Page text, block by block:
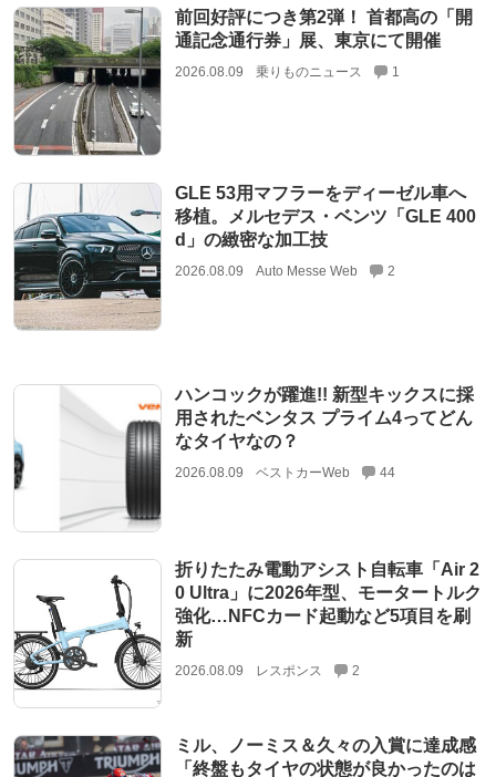
前回好評につき第2弾！ 首都高の「開
通記念通行券」展、東京にて開催
2026.08.09 乗りものニュース 1
GLE 53用マフラーをディーゼル車へ
移植。メルセデス・ベンツ「GLE 400
d」の緻密な加工技
2026.08.09 Auto Messe Web 2
ハンコックが躍進!! 新型キックスに採
用されたベンタス プライム4ってどん
なタイヤなの？
2026.08.09 ベストカーWeb 44
折りたたみ電動アシスト自転車「Air 2
0 Ultra」に2026年型、モータートルク
強化…NFCカード起動など5項目を刷
新
2026.08.09 レスポンス 2
ミル、ノーミス＆久々の入賞に達成感
「終盤もタイヤの状態が良かったのは